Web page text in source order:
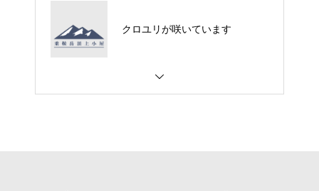
クロユリが咲いています